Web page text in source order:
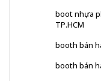
boot nhựa
TP.HCM
booth bán
booth bán